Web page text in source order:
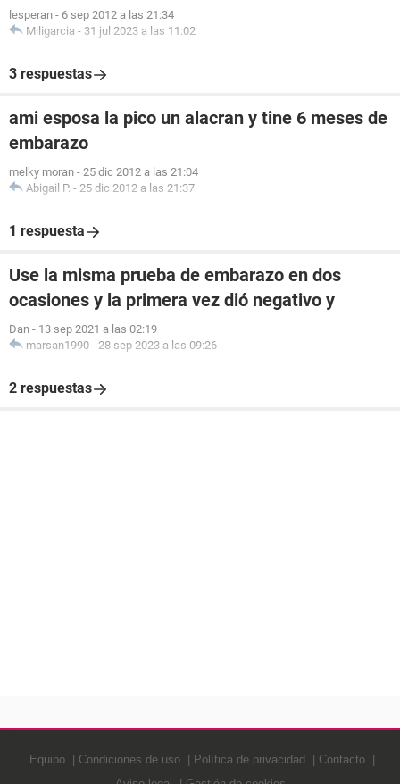
lesperan - 6 sep 2012 a las 21:34
Miligarcia - 31 jul 2023 a las 11:02
3 respuestas
ami esposa la pico un alacran y tine 6 meses de
embarazo
melky moran - 25 dic 2012 a las 21:04
Abigail P. - 25 dic 2012 a las 21:37
1 respuesta
Use la misma prueba de embarazo en dos
ocasiones y la primera vez dió negativo y
Dan - 13 sep 2021 a las 02:19
marsan1990 - 28 sep 2023 a las 09:26
2 respuestas
Equipo Condiciones de uso Política de privacidad
Contacto